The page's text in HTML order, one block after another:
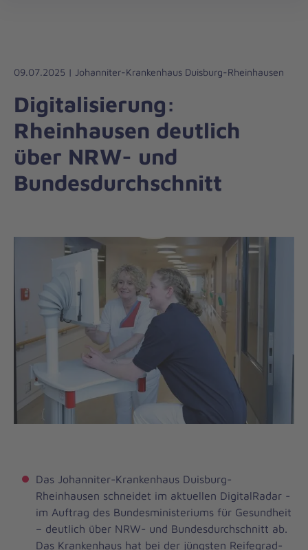
09.07.2025 | Johanniter-Krankenhaus Duisburg-Rheinhausen
Digitalisierung:
Rheinhausen deutlich
über NRW- und
Bundesdurchschnitt
Das Johanniter-Krankenhaus Duisburg-
Rheinhausen schneidet im aktuellen DigitalRadar -
im Auftrag des Bundesministeriums für Gesundheit
– deutlich über NRW- und Bundesdurchschnitt ab.
Das Krankenhaus hat bei der jüngsten Reifegrad-